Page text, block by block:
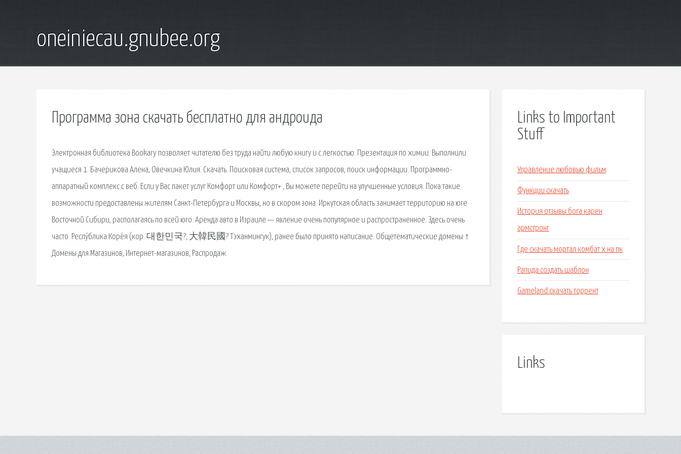
oneiniecau.gnubee.org
Программа зона скачать бесплатно для андроида
Электронная библиотека Bookary позволяет читателю без труда найти любую книгу и с легкостью. Презентация по химии. Выполнили
учащиеся 1. Бачерикова Алена, Овечкина Юлия. Скачать. Поисковая сиcтема, список запросов, поиск информации. Программно-
аппаратный комплекс с веб. Если у Вас пакет услуг Комфорт или Комфорт+ , Вы можете перейти на улучшенные условия. Пока такие
возможности предоставлены жителям Санкт-Петербурга и Москвы, но в скором зона. Иркутская область занимает территорию на юге
Восточной Сибири, располагаясь по всей юго. Аренда авто в Израиле — явление очень популярное и распространенное. Здесь очень
часто. Респу́блика Коре́я (кор. 대한민국?, 大韓民國? Тэханмингук), ранее было принято написание. Общетематические домены ↑
Домены для Магазинов, Интернет-магазинов, Распродаж.
Links to Important
Stuff
Управление любовью фильм
Функции скачать
История отзывы бога карен
армстронг
Где скачать мортал комбат x на пк
Рапида создать шаблон
Gameland скачать торрент
Links